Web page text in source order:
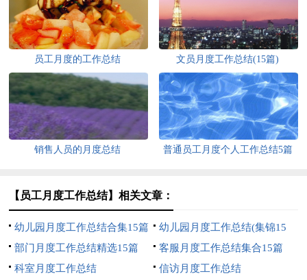
员工月度的工作总结 文员月度工作总结(15篇)
销售人员的月度总结 普通员工月度个人工作总结5篇
【员工月度工作总结】相关文章：
幼儿园月度工作总结合集15篇
幼儿园月度工作总结(集锦15
篇)
部门月度工作总结精选15篇
客服月度工作总结集合15篇
科室月度工作总结
信访月度工作总结